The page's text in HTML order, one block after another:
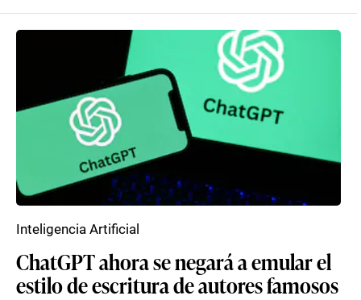
ChatGPT ahora se negará a emular el
estilo de escritura de autores famosos
Inteligencia Artificial